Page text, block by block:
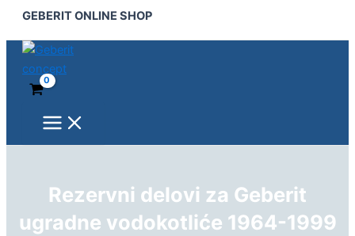
Pređi
sadržaj
GEBERIT ONLINE SHOP
Menu
Rezervni delovi za Geberit
ugradne vodokotliće 1964-1999